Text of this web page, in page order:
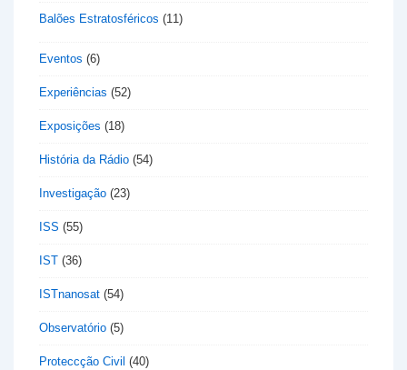
Balões Estratosféricos (11)
Eventos (6)
Experiências (52)
Exposições (18)
História da Rádio (54)
Investigação (23)
ISS (55)
IST (36)
ISTnanosat (54)
Observatório (5)
Proteccção Civil (40)